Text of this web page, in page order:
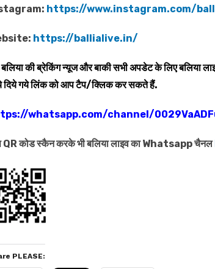
https://www.instagram.com/
https://ballialive.in/
की ब्रेकिंग न्यूज और बाकी सभी अपडेट के लिए बलिया
दिये गये लिंक को आप टैप/क्लिक कर सकते हैं.
whatsapp.com/channel/
कोड स्कैन करके भी बलिया लाइव का Whatsapp चैनल
PLEASE: